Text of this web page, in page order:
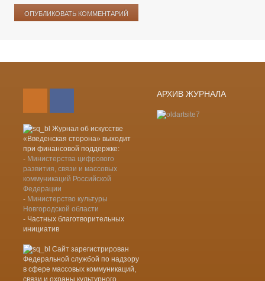
Журнал об искусстве
«Введенская сторона» выходит
при финансовой поддержке:
- Министерства цифрового
развития, связи и массовых
коммуникаций Российской
Федерации
- Министерство культуры
Новгородской области
- Частных благотворительных
инициатив
Сайт зарегистрирован
Федеральной службой по надзору
в сфере массовых коммуникаций,
связи и охраны культурного
АРХИВ ЖУРНАЛА